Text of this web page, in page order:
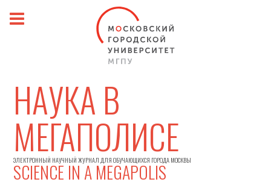
НАУКА В
МЕГАПОЛИСЕ
ЭЛЕКТРОННЫЙ НАУЧНЫЙ ЖУРНАЛ ДЛЯ ОБУЧАЮЩИХСЯ ГОРОДА МОСКВЫ
SCIENCE IN A MEGAPOLIS